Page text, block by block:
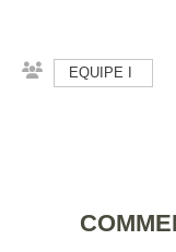
EQUIPE I